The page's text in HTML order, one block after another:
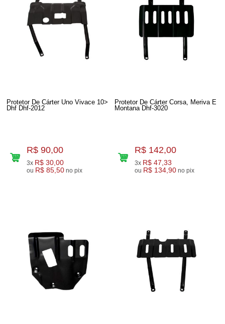
Protetor De Cárter Uno Vivace 10>
Dhf Dhf-2012
R$ 90,00
3x R$ 30,00
ou R$ 85,50 no pix
Protetor De Cárter Corsa, Meriva E
Montana Dhf-3020
R$ 142,00
3x R$ 47,33
ou R$ 134,90 no pix